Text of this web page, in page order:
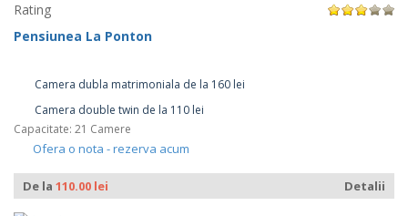
Rating
Pensiunea La Ponton
Camera dubla matrimoniala de la 160 lei
Camera double twin de la 110 lei
Capacitate: 21 Camere
Ofera o nota - rezerva acum
De la 110.00 lei Detalii